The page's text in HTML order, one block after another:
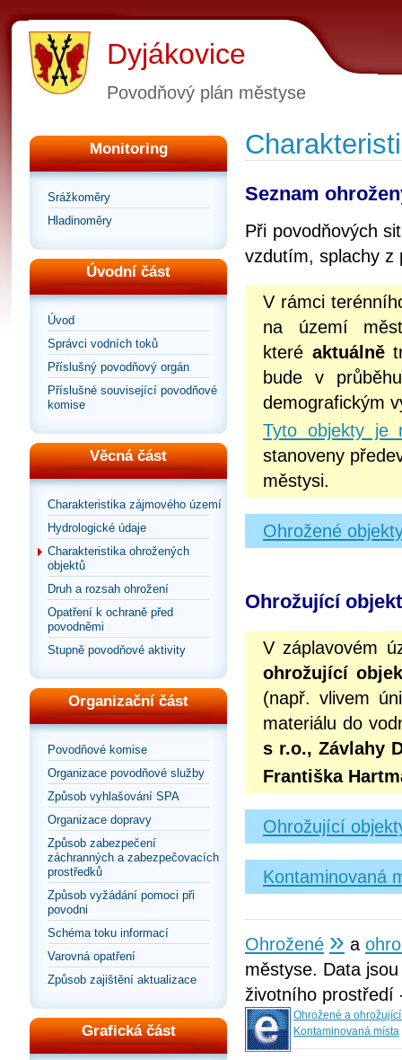
Dyjákovice
Povodňový plán městyse
Monitoring
Srážkoměry
Hladinoměry
Úvodní část
Úvod
Správci vodních toků
Příslušný povodňový orgán
Příslušné související povodňové
komise
Věcná část
Charakteristika zájmového území
Hydrologické údaje
Charakteristika ohrožených
objektů
Druh a rozsah ohrožení
Opatření k ochraně před
povodněmi
Stupně povodňové aktivity
Organizační část
Povodňové komise
Organizace povodňové služby
Způsob vyhlašování SPA
Organizace dopravy
Způsob zabezpečení
záchranných a zabezpečovacích
prostředků
Způsob vyžádání pomoci při
povodni
Schéma toku informací
Varovná opatření
Způsob zajištění aktualizace
Grafická část
Seznam
Při povodňových
vzdutím, splachy z
V rámci
na území
které aktuálně
bude v
demografickým
Tyto objekty je
stanoveny
městysi.
Ohrožené
Ohrožující
V záplavovém
ohrožující
(např. vlivem
materiálu do
s r.o., Závlahy
Františka
Ohrožující
Kontaminovaná
Ohrožené » a
městyse. Data
životního prostředí
Ohrožené a
Kontaminovaná místa